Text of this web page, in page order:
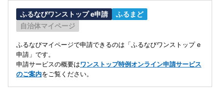
ふるなびワンストップ e申請
ふるまど
自治体マイページ
ふるなびマイページで申請できるのは「ふるなびワンストップ e
申請」です。
申請サービスの概要はワンストップ特例オンライン申請サービス
のご案内をご覧ください。